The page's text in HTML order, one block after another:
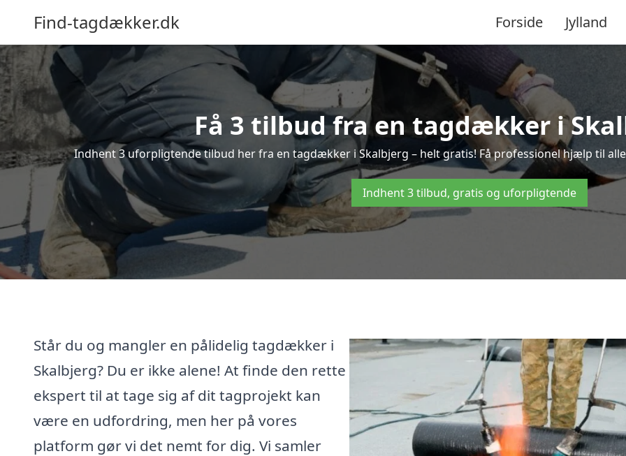
Find-tagdækker.dk Forside Jylland
Få 3 tilbud fra en tagdækker i
Indhent 3 uforpligtende tilbud her fra en tagdækker i Skalbjerg – helt gratis! Få professionel hjælp til
Indhent 3 tilbud, gratis og uforpligtende
Står du og mangler en pålidelig tagdækker i
Skalbjerg? Du er ikke alene! At finde den rette
ekspert til at tage sig af dit tagprojekt kan
være en udfordring, men her på vores
platform gør vi det nemt for dig. Vi samler